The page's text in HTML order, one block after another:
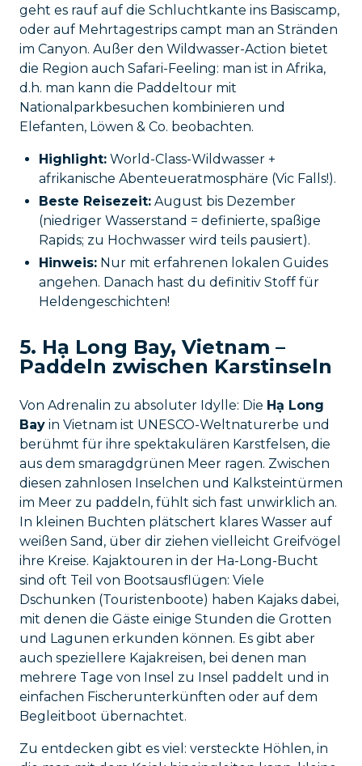
geht es rauf auf die Schluchtkante ins Basiscamp,
oder auf Mehrtagestrips campt man an Stränden
im Canyon. Außer den Wildwasser-Action bietet
die Region auch Safari-Feeling: man ist in Afrika,
d.h. man kann die Paddeltour mit
Nationalparkbesuchen kombinieren und
Elefanten, Löwen & Co. beobachten.
Highlight: World-Class-Wildwasser +
afrikanische Abenteueratmosphäre (Vic Falls!).
Beste Reisezeit: August bis Dezember
(niedriger Wasserstand = definierte, spaßige
Rapids; zu Hochwasser wird teils pausiert).
Hinweis: Nur mit erfahrenen lokalen Guides
angehen. Danach hast du definitiv Stoff für
Heldengeschichten!
5. Hạ Long Bay, Vietnam –
Paddeln zwischen Karstinseln
Von Adrenalin zu absoluter Idylle: Die Hạ Long
Bay in Vietnam ist UNESCO-Weltnaturerbe und
berühmt für ihre spektakulären Karstfelsen, die
aus dem smaragdgrünen Meer ragen. Zwischen
diesen zahnlosen Inselchen und Kalksteintürmen
im Meer zu paddeln, fühlt sich fast unwirklich an.
In kleinen Buchten plätschert klares Wasser auf
weißen Sand, über dir ziehen vielleicht Greifvögel
ihre Kreise. Kajaktouren in der Ha-Long-Bucht
sind oft Teil von Bootsausflügen: Viele
Dschunken (Touristenboote) haben Kajaks dabei,
mit denen die Gäste einige Stunden die Grotten
und Lagunen erkunden können. Es gibt aber
auch speziellere Kajakreisen, bei denen man
mehrere Tage von Insel zu Insel paddelt und in
einfachen Fischerunterkünften oder auf dem
Begleitboot übernachtet.
Zu entdecken gibt es viel: versteckte Höhlen, in